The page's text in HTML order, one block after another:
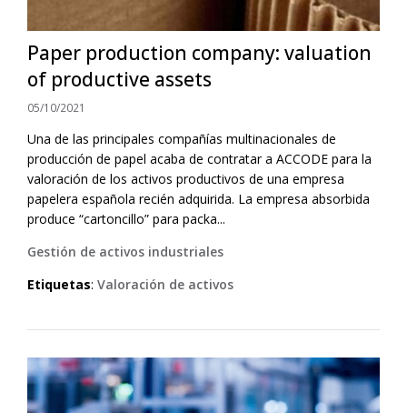
Paper production company: valuation
of productive assets
05/10/2021
Una de las principales compañías multinacionales de
producción de papel acaba de contratar a ACCODE para la
valoración de los activos productivos de una empresa
papelera española recién adquirida. La empresa absorbida
produce “cartoncillo” para packa...
Gestión de activos industriales
Etiquetas: Valoración de activos